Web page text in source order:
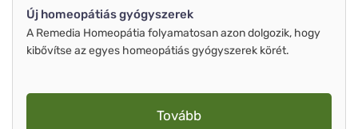
Új homeopátiás gyógyszerek
A Remedia Homeopátia folyamatosan azon dolgozik, hogy
kibővítse az egyes homeopátiás gyógyszerek körét.
Tovább